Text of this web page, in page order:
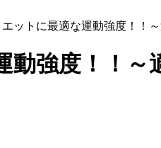
エットに最適な運動強度！！
動強度！！